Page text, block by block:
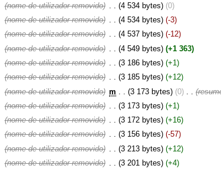
(nome de utilizador removido) (4 534 bytes) (0)
(nome de utilizador removido) . . (4 534 bytes) (-3)
(nome de utilizador removido) . . (4 537 bytes) (-12)
(nome de utilizador removido) (4 549 bytes) (+1 363)
(nome de utilizador removido) . . (3 186 bytes) (+1)
(nome de utilizador removido) . . (3 185 bytes) (+12)
(nome de utilizador removido) ‎m (3 173 bytes) (0)
(nome de utilizador removido) (3 173 bytes) (+1)
(nome de utilizador removido) . . (3 172 bytes) (+16)
(nome de utilizador removido) . . (3 156 bytes) (-57)
(nome de utilizador removido) (3 213 bytes) (+12)
(nome de utilizador removido) (3 201 bytes) (+4)